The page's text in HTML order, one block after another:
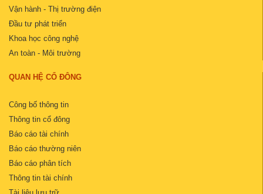
Vận hành - Thị trường điện
Đầu tư phát triển
Khoa học công nghệ
An toàn - Môi trường
QUAN HỆ CỔ ĐÔNG
Công bố thông tin
Thông tin cổ đông
Báo cáo tài chính
Báo cáo thường niên
Báo cáo phân tích
Thông tin tài chính